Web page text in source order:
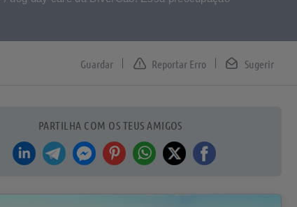
Sugerir
Reportar Erro
PARTILHA COM OS TEUS AMIGOS